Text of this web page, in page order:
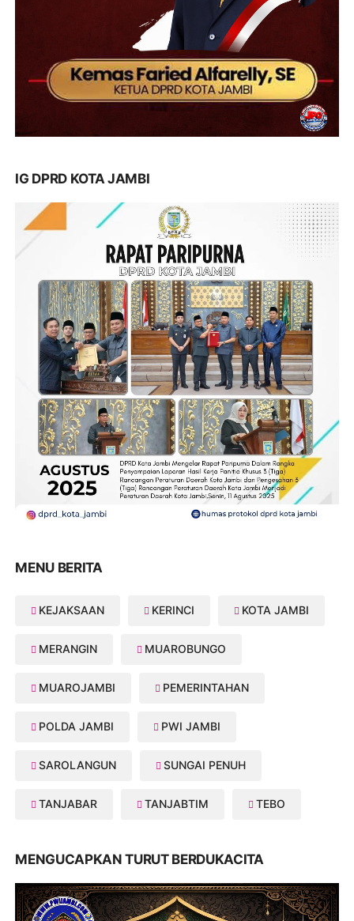
IG DPRD KOTA JAMBI
MENU BERITA
KEJAKSAAN KERINCI KOTA JAMBI
MERANGIN MUAROBUNGO
MUAROJAMBI PEMERINTAHAN
POLDA JAMBI PWI JAMBI
SAROLANGUN SUNGAI PENUH
TANJABAR TANJABTIM TEBO
MENGUCAPKAN TURUT BERDUKACITA